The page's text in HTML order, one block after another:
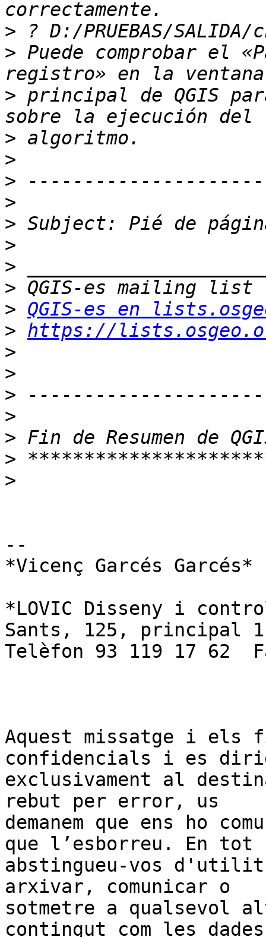
>
> Puede comprobar el
> principal de QGIS
>
>
>
>
>
>
>
>
> QGIS-es en
> https://
>
>
>
>
>
>
>
--
*Vicenç Garcés Garcés*
*LOVIC Disseny i
Sants, 125, principal
Telèfon 93 119 17 62
Aquest missatge i els
confidencials i es
exclusivament al
rebut per error, us
demanem que ens ho
que l’esborreu. En tot
abstingueu-vos
arxivar, comunicar o
sotmetre a qualsevol
contingut com les dades